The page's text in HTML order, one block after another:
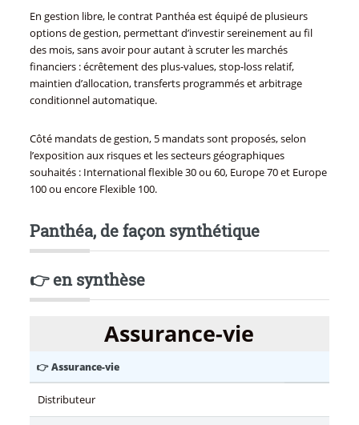
En gestion libre, le contrat Panthéa est équipé de plusieurs
options de gestion, permettant d’investir sereinement au fil
des mois, sans avoir pour autant à scruter les marchés
financiers : écrêtement des plus-values, stop-loss relatif,
maintien d’allocation, transferts programmés et arbitrage
conditionnel automatique.
Côté mandats de gestion, 5 mandats sont proposés, selon
l’exposition aux risques et les secteurs géographiques
souhaités : International flexible 30 ou 60, Europe 70 et Europe
100 ou encore Flexible 100.
Panthéa, de façon synthétique
👉 en synthèse
Assurance-vie
👉 Assurance-vie
Distributeur